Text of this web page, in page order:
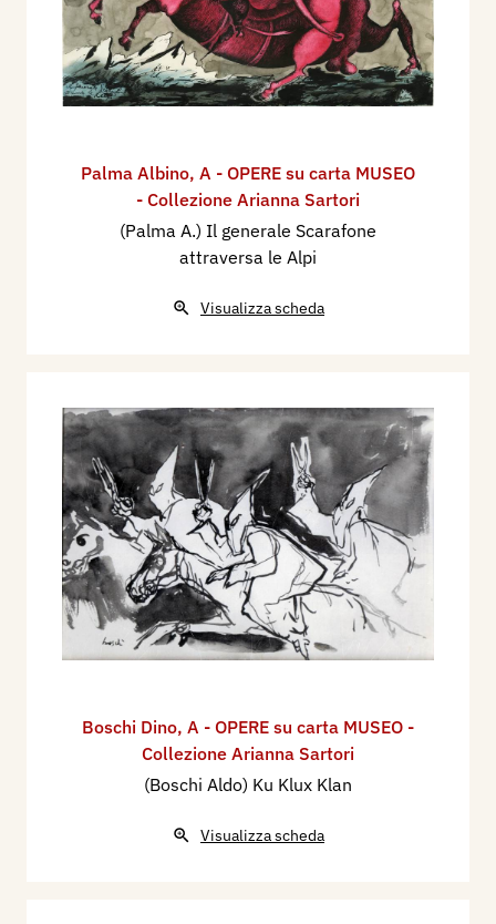
Palma Albino, A - OPERE su carta MUSEO
- Collezione Arianna Sartori
(Palma A.) Il generale Scarafone
attraversa le Alpi
Visualizza scheda
Boschi Dino, A - OPERE su carta MUSEO -
Collezione Arianna Sartori
(Boschi Aldo) Ku Klux Klan
Visualizza scheda